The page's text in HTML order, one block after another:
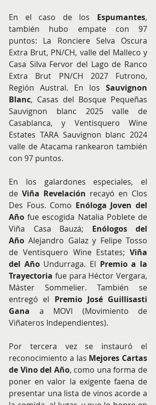
En el caso de los Espumantes,
también hubo empate con 97
puntos: La Ronciere Selva Oscura
Extra Brut, PN/CH, valle del Malleco y
Casa Silva Fervor del Lago de Ranco
Extra Brut PN/CH 2027 Futrono,
Región Austral. En los Sauvignon
Blanc, Casas del Bosque Pequeñas
Sauvignon blanc 2025 valle de
Casablanca, y Ventisquero Wine
Estates TARA Sauvignon blanc 2024
valle de Atacama rankearon también
con 97 puntos.
En los galardones especiales, el
de Viña Revelación recayó en Clos
Des Fous. Como Enóloga Joven del
Año fue escogida Natalia Poblete de
Viña Casa Bauzá; Enólogos del
Año Alejandro Galaz y Felipe Tosso
de Ventisquero Wine Estates; Viña
del Año Undurraga. El Premio a la
Trayectoria fue para Héctor Vergara,
Máster Sommelier. También se
entregó el Premio José Guillisasti
Gana a MOVI (Movimiento de
Viñateros Independientes).
Por tercera vez se instauró el
reconocimiento a las Mejores Cartas
de Vino del Año, como una forma de
poner en valor la exigente faena de
presentar una lista de vinos acorde a